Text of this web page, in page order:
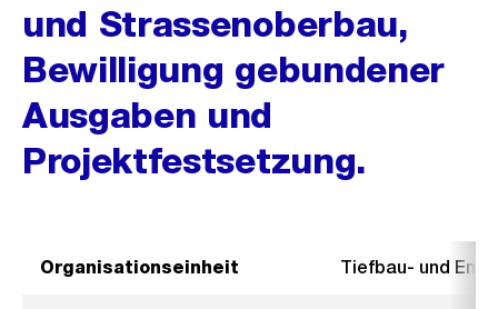
und Strassenoberbau,
Bewilligung gebundener
Ausgaben und
Projektfestsetzung.
Organisationseinheit Tiefbau- und